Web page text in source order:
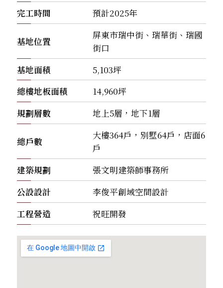
完工時間
預計2025年
基地位置
屏東市瑞中街、瑞華街、瑞國
街口
基地面積
5,103坪
總樓地板面積
14,960坪
規劃層數
地上5層，地下1層
總戶數
大樓364戶，別墅64戶，店面6
戶
建築規劃
張文明建築師事務所
公設設計
李俊平創域空間設計
工程營造
祝旺開發